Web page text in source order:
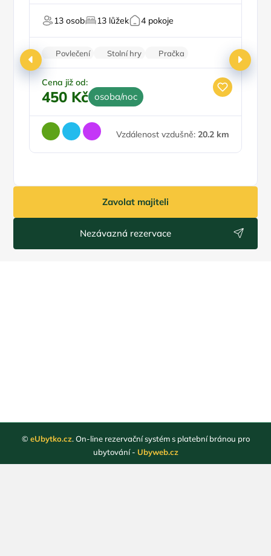
Sauna
U vody
13 osob 13 lůžek 4 pokoje
Povlečení Stolní hry
Pračka
Vysavač
Parkování zdarma
Cena již od:
450 Kč osoba/noc
Vzdálenost vzdušně: 20.2 km
Zavolat majiteli
Nezávazná rezervace
© eUbytko.cz. On-line rezervační systém s platební bránou pro
ubytování - Ubyweb.cz